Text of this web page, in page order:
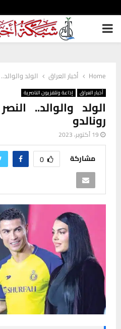
PRIMARY
Home أخبار العراق الولد
أخبار العراق إذاعة وتلفزيون الناصرية
الولد والوالد..
رونالدو
19 أكتوبر، 2023
مشاركة 0